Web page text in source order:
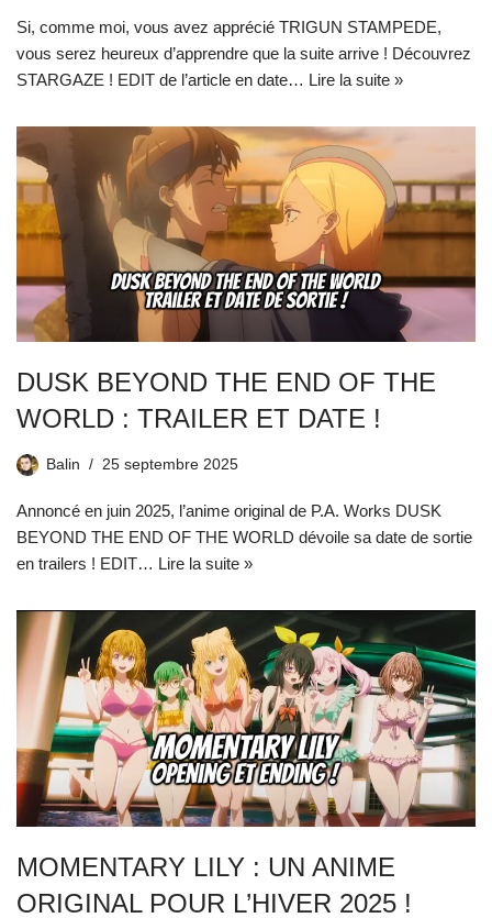
Si, comme moi, vous avez apprécié TRIGUN STAMPEDE,
vous serez heureux d’apprendre que la suite arrive ! Découvrez
STARGAZE ! EDIT de l’article en date… Lire la suite »
DUSK BEYOND THE END OF THE
WORLD : TRAILER ET DATE !
Balin 25 septembre 2025
Annoncé en juin 2025, l’anime original de P.A. Works DUSK
BEYOND THE END OF THE WORLD dévoile sa date de sortie
en trailers ! EDIT… Lire la suite »
MOMENTARY LILY : UN ANIME
ORIGINAL POUR L’HIVER 2025 !